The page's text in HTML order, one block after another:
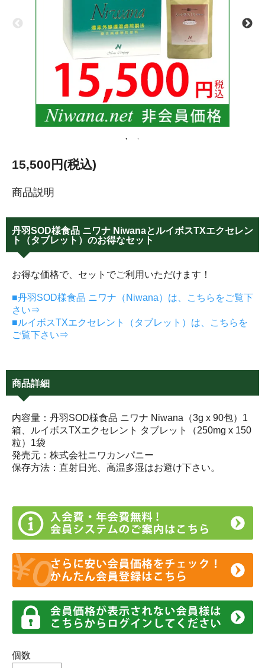
15,500円(税込)
商品説明
丹羽SOD様食品 ニワナ NiwanaとルイボスTXエクセレン
ト（タブレット）のお得なセット
お得な価格で、セットでご利用いただけます！
■丹羽SOD様食品 ニワナ（Niwana）は、こちらをご覧下
さい⇒
■ルイボスTXエクセレント（タブレット）は、こちらを
ご覧下さい⇒
商品詳細
内容量：丹羽SOD様食品 ニワナ Niwana（3g x 90包）1
箱、ルイボスTXエクセレント タブレット（250mg x 150
粒）1袋
発売元：株式会社ニワカンパニー
保存方法：直射日光、高温多湿はお避け下さい。
個数